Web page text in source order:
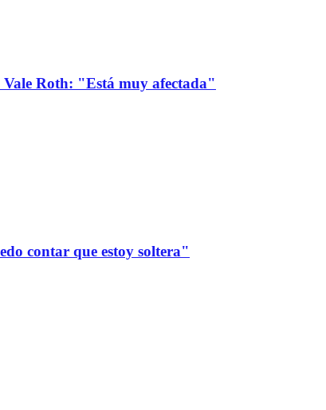
Vale Roth: "Está muy afectada"
contar que estoy soltera"